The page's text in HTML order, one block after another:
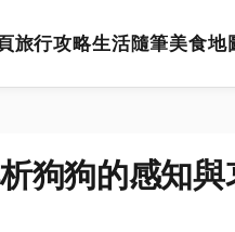
旅行攻略生活隨筆美食地
狗狗的感知與